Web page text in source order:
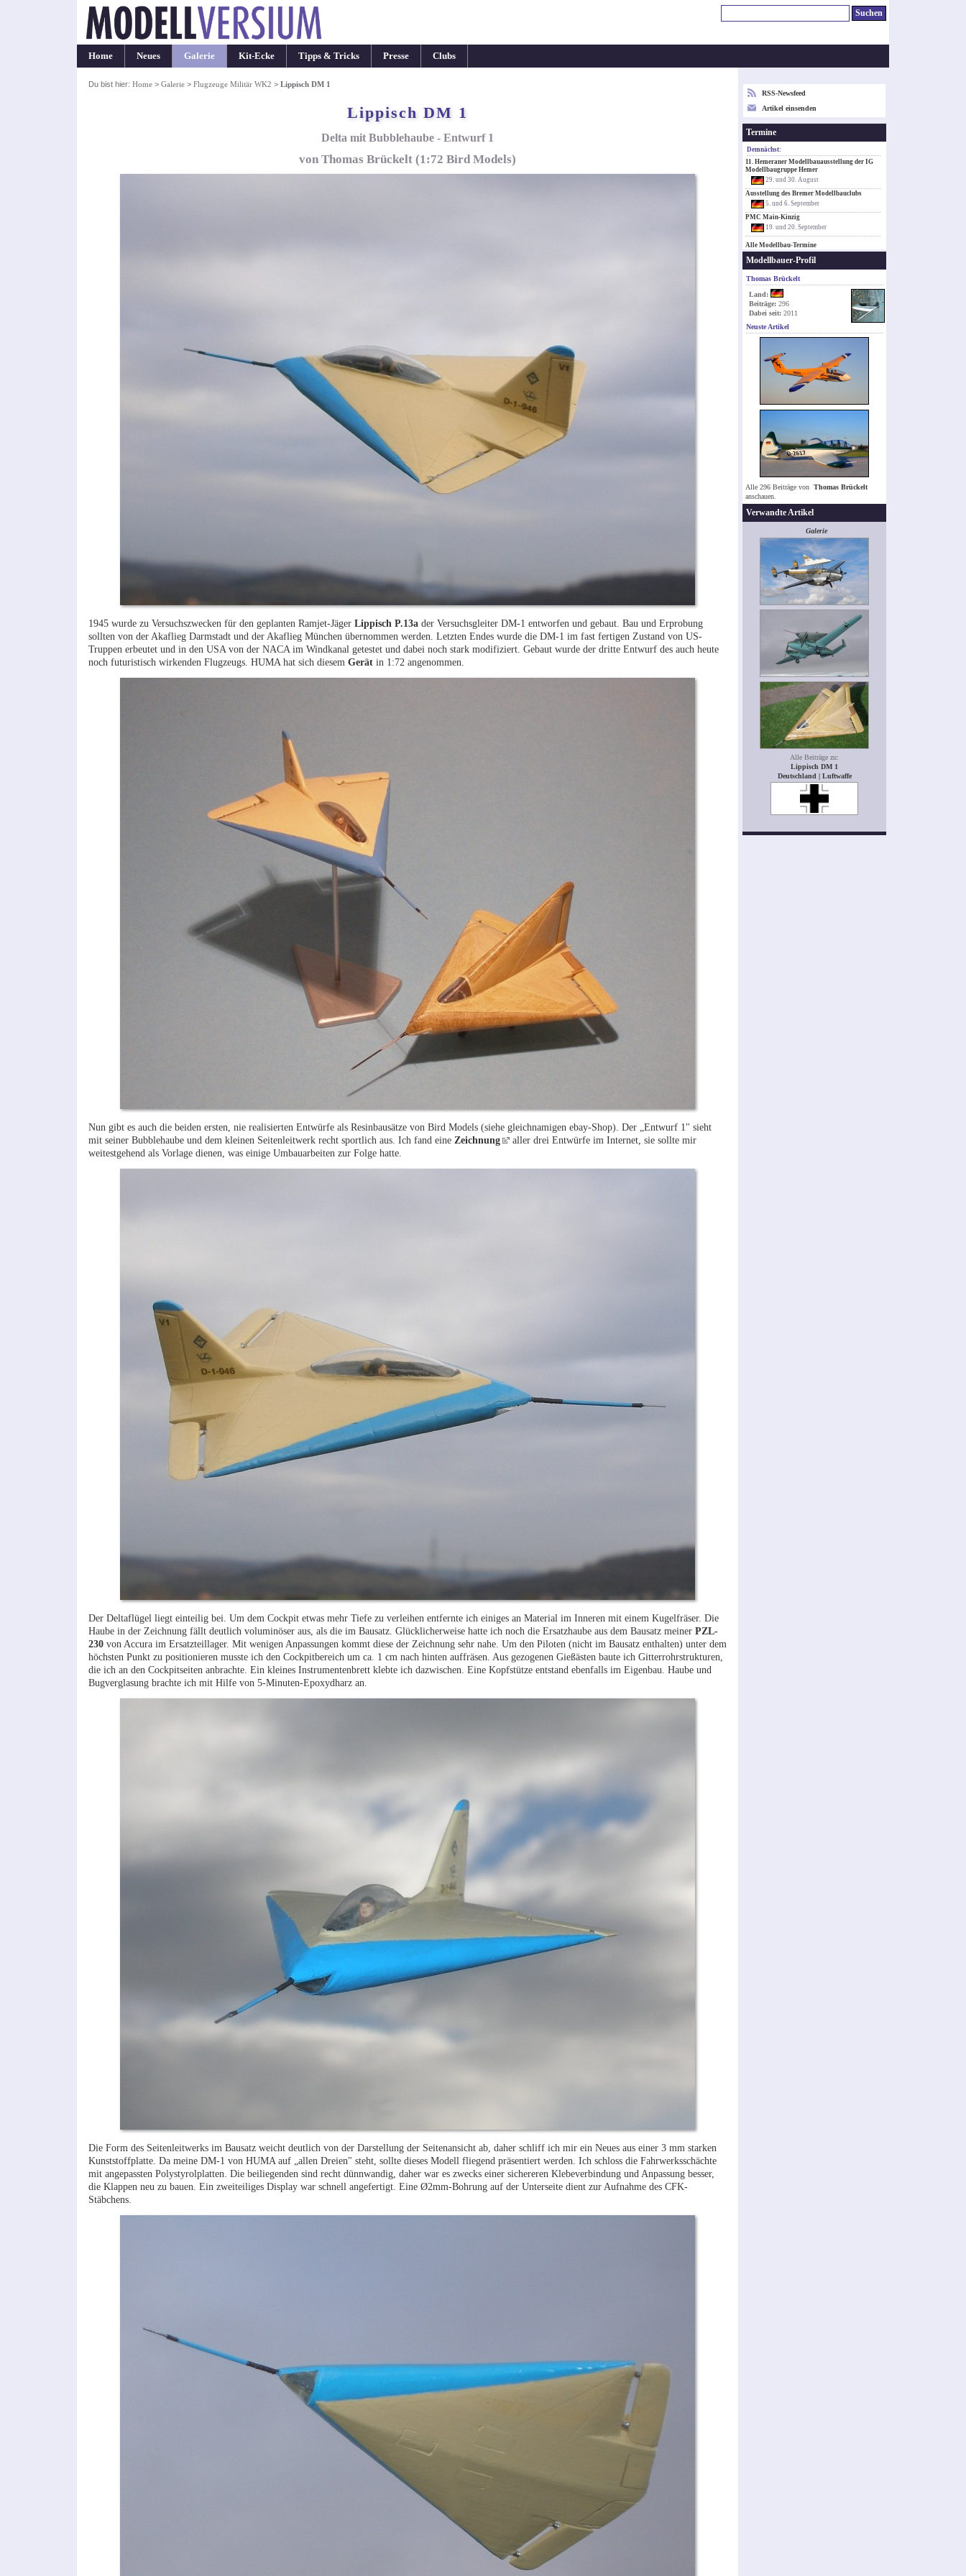
Home Neues Galerie Kit-Ecke Tipps & Tricks Presse Clubs
Du bist hier: Home> Galerie> Flugzeuge Militär WK2 > Lippisch DM 1
Lippisch DM 1
Delta mit Bubblehaube - Entwurf 1
von Thomas Brückelt (1:72 Bird Models)
1945 wurde zu Versuchszwecken für den geplanten Ramjet-Jäger Lippisch P.13ader Versuchsgleiter DM-1 entworfen und gebaut. Bau und Erprobung
sollten von der Akaflieg Darmstadt und der Akaflieg München übernommen werden. Letzten Endes wurde die DM-1 im fast fertigen Zustand von US-
Truppen erbeutet und in den USA von der NACA im Windkanal getestet und dabei noch stark modifiziert. Gebaut wurde der dritte Entwurf des auch heute
noch futuristisch wirkenden Flugzeugs. HUMA hat sich diesem Gerätin 1:72 angenommen.
Nun gibt es auch die beiden ersten, nie realisierten Entwürfe als Resinbausätze von Bird Models (siehe gleichnamigen ebay-Shop). Der „Entwurf 1" sieht
mit seiner Bubblehaube und dem kleinen Seitenleitwerk recht sportlich aus. Ich fand eine Zeichnung
aller drei Entwürfe im Internet, sie sollte mir
weitestgehend als Vorlage dienen, was einige Umbauarbeiten zur Folge hatte.
Der Deltaflügel liegt einteilig bei. Um dem Cockpit etwas mehr Tiefe zu verleihen entfernte ich einiges an Material im Inneren mit einem Kugelfräser. Die
Haube in der Zeichnung fällt deutlich voluminöser aus, als die im Bausatz. Glücklicherweise hatte ich noch die Ersatzhaube aus dem Bausatz meiner PZL-
230von Accura im Ersatzteillager. Mit wenigen Anpassungen kommt diese der Zeichnung sehr nahe. Um den Piloten (nicht im Bausatz enthalten) unter dem
höchsten Punkt zu positionieren musste ich den Cockpitbereich um ca. 1 cm nach hinten auffräsen. Aus gezogenen Gießästen baute ich Gitterrohrstrukturen,
die ich an den Cockpitseiten anbrachte. Ein kleines Instrumentenbrett klebte ich dazwischen. Eine Kopfstütze entstand ebenfalls im Eigenbau. Haube und
Bugverglasung brachte ich mit Hilfe von 5-Minuten-Epoxydharz an.
Die Form des Seitenleitwerks im Bausatz weicht deutlich von der Darstellung der Seitenansicht ab, daher schliff ich mir ein Neues aus einer 3 mm starken
Kunststoffplatte. Da meine DM-1 von HUMA auf „allen Dreien" steht, sollte dieses Modell fliegend präsentiert werden. Ich schloss die Fahrwerksschächte
mit angepassten Polystyrolplatten. Die beiliegenden sind recht dünnwandig, daher war es zwecks einer sichereren Klebeverbindung und Anpassung besser,
die Klappen neu zu bauen. Ein zweiteiliges Display war schnell angefertigt. Eine Ø2mm-Bohrung auf der Unterseite dient zur Aufnahme des CFK-
Stäbchens.
RSS-Newsfeed
Artikel einsenden
Termine
Demnächst:
11. Hemeraner Modellbauausstellung der IG
Modellbaugruppe Hemer
29. und 30. August
Ausstellung des Bremer Modellbauclubs
5. und 6. September
PMC Main-Kinzig
19. und 20. September
Alle Modellbau-Termine
Modellbauer-Profil
Thomas Brückelt
Land:
Beiträge: 296
Dabei seit: 2011
Neuste Artikel
Alle 296 Beiträge von Thomas Brückelt
anschauen.
Verwandte Artikel
Galerie
Alle Beiträge zu:
Lippisch DM 1
Deutschland | Luftwaffe